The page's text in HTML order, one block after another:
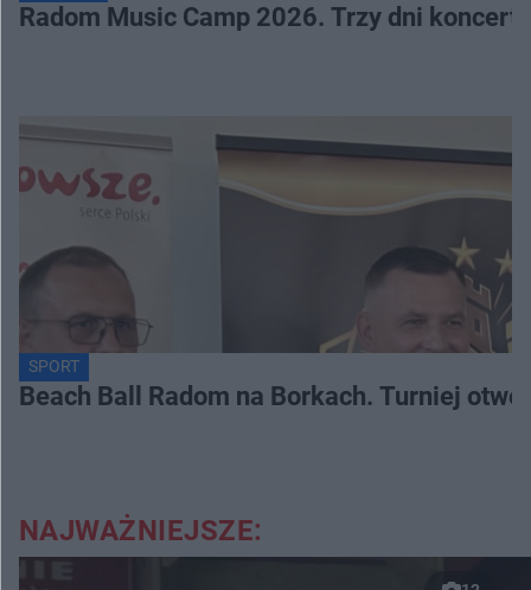
Radom Music Camp 2026. Trzy dni
SPORT
Beach Ball Radom na Borkach. Turniej
NAJWAŻNIEJSZE: